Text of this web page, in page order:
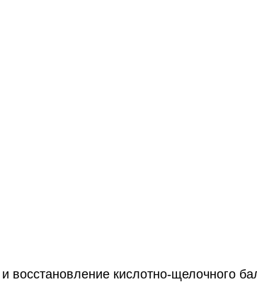
восстановление кислотно-щелочного